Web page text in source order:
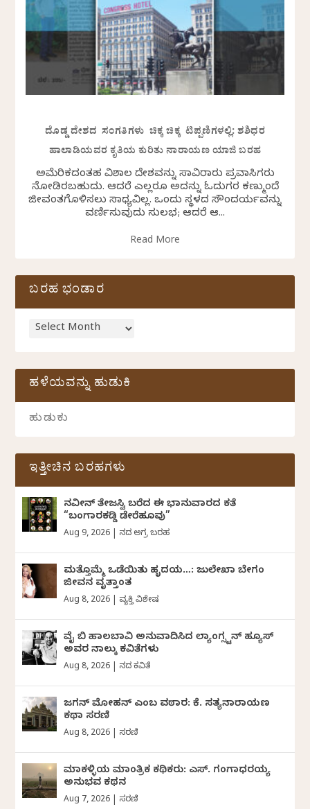
ದೊಡ್ಡ ದೇಶದ ಸಂಗತಿಗಳು ಚಿಕ್ಕ ಚಿಕ್ಕ ಟಿಪ್ಪಣಿಗಳಲ್ಲಿ: ಶಶಿಧರ
ಹಾಲಾಡಿಯವರ ಕೃತಿಯ ಕುರಿತು ನಾರಾಯಣ ಯಾಜಿ ಬರಹ
ಅಮೆರಿಕದಂತಹ ವಿಶಾಲ ದೇಶವನ್ನು ಸಾವಿರಾರು ಪ್ರವಾಸಿಗರು
ನೋಡಿರಬಹುದು. ಆದರೆ ಎಲ್ಲರೂ ಅದನ್ನು ಓದುಗರ ಕಣ್ಮುಂದೆ
ಜೀವಂತಗೊಳಿಸಲು ಸಾಧ್ಯವಿಲ್ಲ. ಒಂದು ಸ್ಥಳದ ಸೌಂದರ್ಯವನ್ನು
ವರ್ಣಿಸುವುದು ಸುಲಭ; ಆದರೆ ಆ...
Read More
ಬರಹ ಭಂಡಾರ
ಹಳೆಯವನ್ನು ಹುಡುಕಿ
ಇತ್ತೀಚಿನ ಬರಹಗಳು
ನವೀನ್‌ ತೇಜಸ್ವಿ ಬರೆದ ಈ ಭಾನುವಾರದ ಕತೆ
“ಬಂಗಾರಕಡ್ಡಿ ಡೇರೆಹೂವು”
Aug 9, 2026 ದಿನದ ಅಗ್ರ ಬರಹ
ಮತ್ತೊಮ್ಮೆ ಒಡೆಯಿತು ಹೃದಯ…: ಜುಲೇಖಾ ಬೇಗಂ
ಜೀವನ ವೃತ್ತಾಂತ
Aug 8, 2026 ವ್ಯಕ್ತಿ ವಿಶೇಷ
ವೈ ಬಿ ಹಾಲಬಾವಿ ಅನುವಾದಿಸಿದ ಲ್ಯಾಂಗ್ಸ್ಟನ್ ಹ್ಯೂಸ್
ಅವರ ನಾಲ್ಕು ಕವಿತೆಗಳು
Aug 8, 2026 ದಿನದ ಕವಿತೆ
ಜಗನ್‌ ಮೋಹನ್‌ ಎಂಬ ವಠಾರ: ಕೆ. ಸತ್ಯನಾರಾಯಣ
ಕಥಾ ಸರಣಿ
Aug 8, 2026 ಸರಣಿ
ಮಾಕಳ್ಳಿಯ ಮಾಂತ್ರಿಕ ಕಥಿಕರು: ಎಸ್. ಗಂಗಾಧರಯ್ಯ
ಅನುಭವ ಕಥನ
Aug 7, 2026 ಸರಣಿ